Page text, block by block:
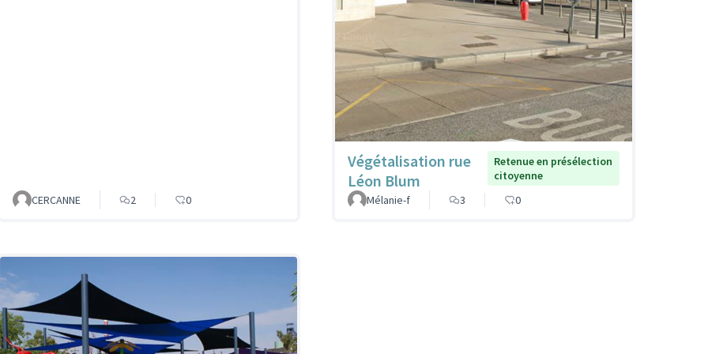
CERCANNE 2 0
Végétalisation rue
Léon Blum
Retenue en présélection
citoyenne
Mélanie-f
3 0